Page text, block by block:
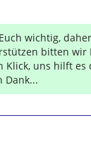
wichtig,
bitten wir
Klick, uns hilft es
Dank...